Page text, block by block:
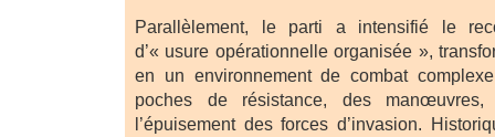
Parallèlement, le parti a intensifié le
d’« usure opérationnelle organisée »,
en un environnement de combat
poches de résistance, des
l’épuisement des forces d’invasion.